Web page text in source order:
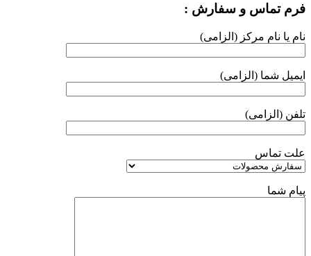
فرم تماس و سفارش :
نام یا نام مرکز (الزامی)
ایمیل شما (الزامی)
تلفن (الزامی)
علت تماس
پیام شما